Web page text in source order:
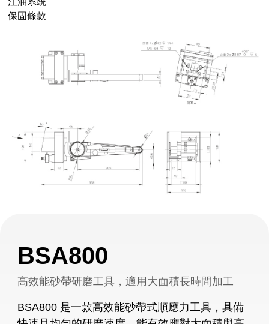
保固條款
BSA800
高效能砂帶研磨工具，適用大面積長時間加工
BSA800 是一款高效能砂帶式順應力工具，具備